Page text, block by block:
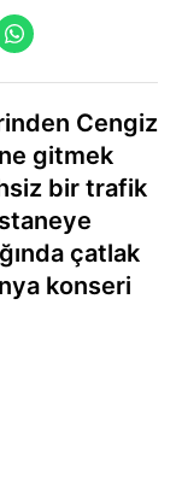
Cengiz
gitmek
bir trafik
çatlak
konseri